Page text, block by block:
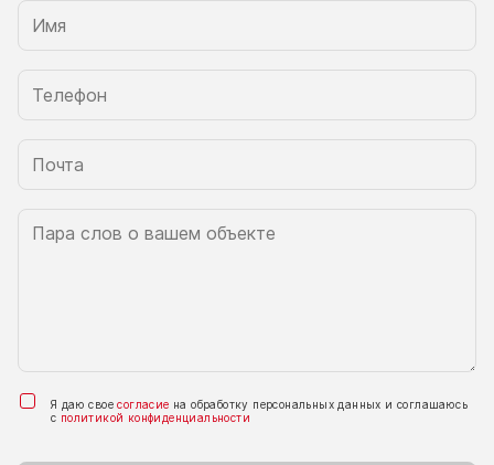
Я даю своесогласие на обработку персональных данных и соглашаюсь
с политикой конфиденциальности